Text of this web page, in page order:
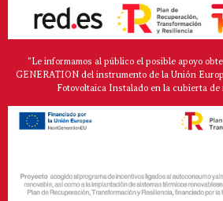
"Le informamos al público el posible apoyo
GENERATION del instrumento de la Unión
Fotovoltaica Instalado en la cubierta de